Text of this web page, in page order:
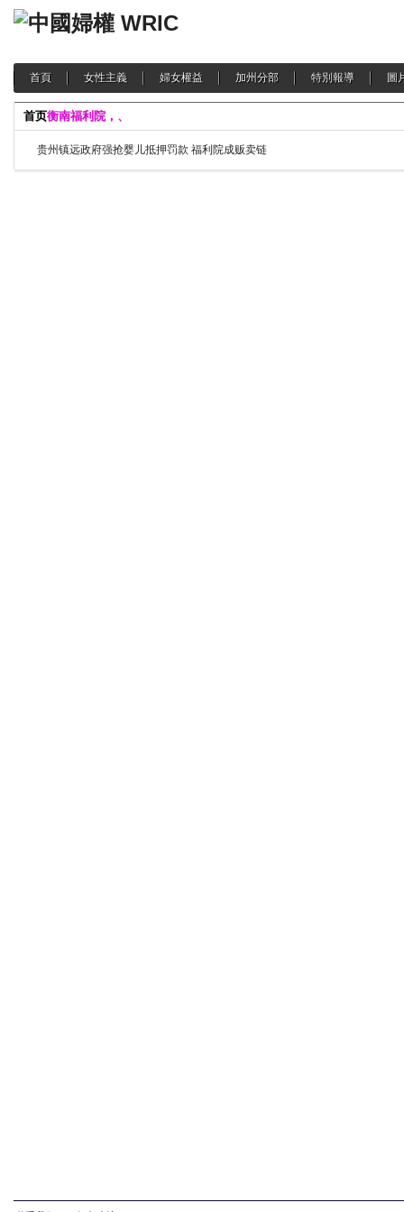
首頁 女性主義 婦女權益 加州分部 特別報導 圖
首页衡南福利院，、
贵州镇远政府强抢婴儿抵押罚款 福利院成贩卖链